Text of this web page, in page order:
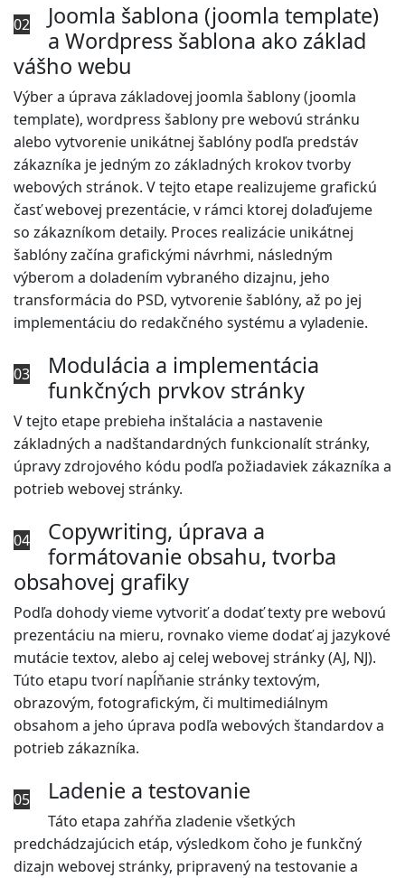
02
Joomla šablona (joomla template)
a Wordpress šablona ako základ
vášho webu
Výber a úprava základovej joomla šablony (joomla
template), wordpress šablony pre webovú stránku
alebo vytvorenie unikátnej šablóny podľa predstáv
zákazníka je jedným zo základných krokov tvorby
webových stránok. V tejto etape realizujeme grafickú
časť webovej prezentácie, v rámci ktorej dolaďujeme
so zákazníkom detaily. Proces realizácie unikátnej
šablóny začína grafickými návrhmi, následným
výberom a doladením vybraného dizajnu, jeho
transformácia do PSD, vytvorenie šablóny, až po jej
implementáciu do redakčného systému a vyladenie.
03
Modulácia a implementácia
funkčných prvkov stránky
V tejto etape prebieha inštalácia a nastavenie
základných a nadštandardných funkcionalít stránky,
úpravy zdrojového kódu podľa požiadaviek zákazníka a
potrieb webovej stránky.
04
Copywriting, úprava a
formátovanie obsahu, tvorba
obsahovej grafiky
Podľa dohody vieme vytvoriť a dodať texty pre webovú
prezentáciu na mieru, rovnako vieme dodať aj jazykové
mutácie textov, alebo aj celej webovej stránky (AJ, NJ).
Túto etapu tvorí napĺňanie stránky textovým,
obrazovým, fotografickým, či multimediálnym
obsahom a jeho úprava podľa webových štandardov a
potrieb zákazníka.
05 Ladenie a testovanie
Táto etapa zahŕňa zladenie všetkých
predchádzajúcich etáp, výsledkom čoho je funkčný
dizajn webovej stránky, pripravený na testovanie a